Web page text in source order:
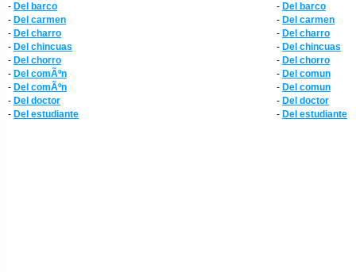
- Del barco - Del barco
- Del carmen - Del carmen
- Del charro - Del charro
- Del chincuas - Del chincuas
- Del chorro - Del chorro
- Del comÃºn - Del comun
- Del comÃºn - Del comun
- Del doctor - Del doctor
- Del estudiante - Del estudiante